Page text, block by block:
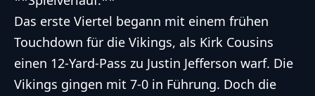
Das erste Viertel begann mit einem frühen
Touchdown für die Vikings, als Kirk Cousins
einen 12-Yard-Pass zu Justin Jefferson warf. Die
Vikings gingen mit 7-0 in Führung. Doch die